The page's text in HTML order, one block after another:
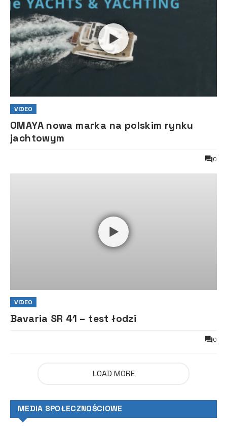
VIDEO
OMAYA nowa marka na polskim rynku
jachtowym
0
VIDEO
Bavaria SR 41 – test łodzi
0
LOAD MORE
MEDIA SPOŁECZNOŚCIOWE